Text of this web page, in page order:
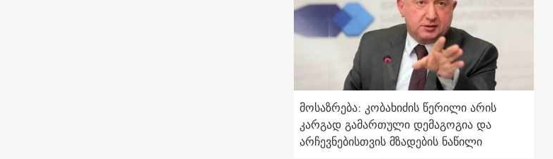
მოსაზრება: კობახიძის წერილი არის
კარგად გამართული დემაგოგია და
არჩევნებისთვის მზადების ნაწილი